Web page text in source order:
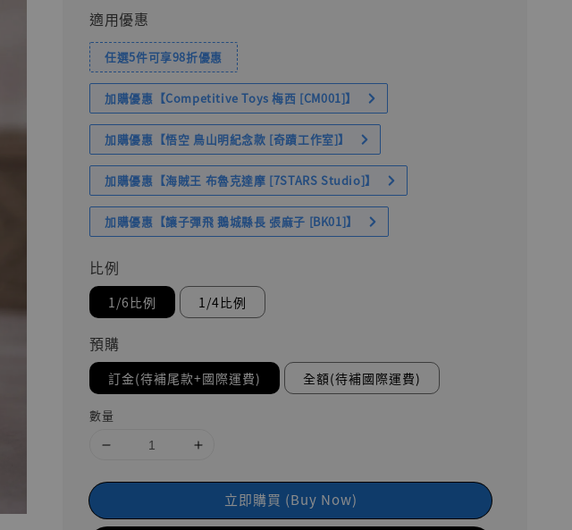
適用優惠
任選5件可享98折優惠
加購優惠【Competitive Toys 梅西 [CM001]】
加購優惠【悟空 鳥山明紀念款 [奇蹟工作室]】
加購優惠【海賊王 布魯克達摩 [7STARS Studio]】
加購優惠【讓子彈飛 鵝城縣長 張麻子 [BK01]】
比例
1/6比例 1/4比例
預購
訂金(待補尾款+國際運費) 全額(待補國際運費)
數量
立即購買 (Buy Now)